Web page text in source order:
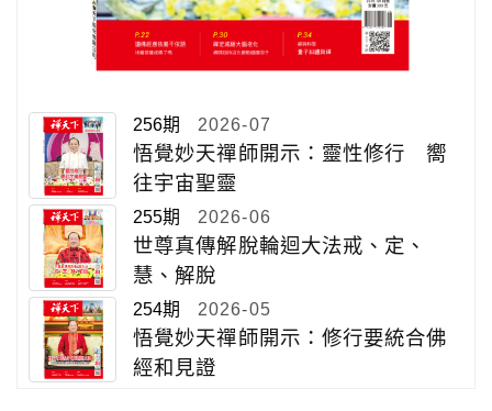
256期 2026-07
悟覺妙天禪師開示：靈性修行 嚮
往宇宙聖靈
255期 2026-06
世尊真傳解脫輪迴大法戒、定、
慧、解脫
254期 2026-05
悟覺妙天禪師開示：修行要統合佛
經和見證